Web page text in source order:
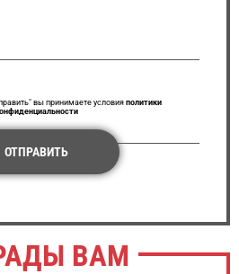
вы принимаете условия политики
ОТПРАВИТЬ
ВАМ